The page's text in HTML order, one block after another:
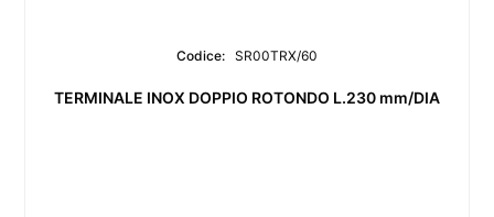
Codice: SR00TRX/60
TERMINALE INOX DOPPIO ROTONDO L.230 mm/DIA